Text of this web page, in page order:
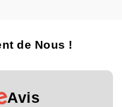
de Nous !
Avis